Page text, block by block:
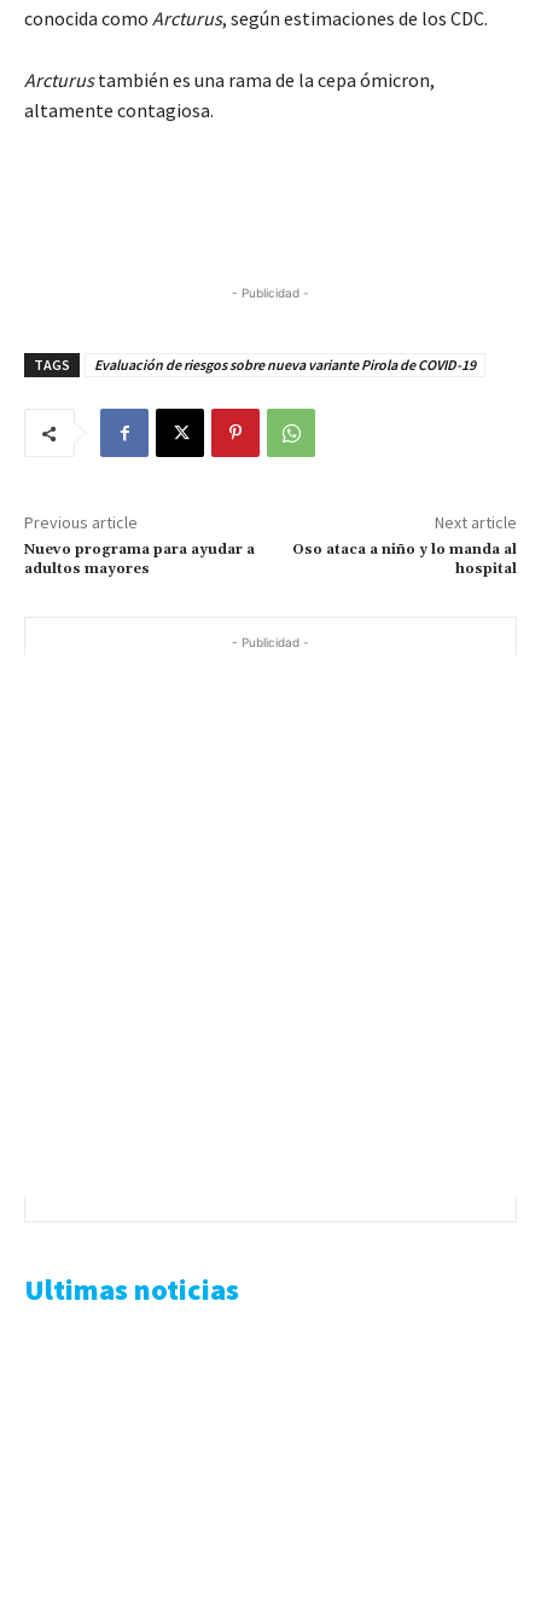
conocida como Arcturus, según estimaciones de los CDC.
Arcturustambién es una rama de la cepa ómicron,
altamente contagiosa.
- Publicidad -
TAGS Evaluación de riesgos sobre nueva variante Pirola de COVID-19
Previous article
Nuevo programa para ayudar a
adultos mayores
Next article
Oso ataca a niño y lo manda al
hospital
- Publicidad -
Ultimas noticias